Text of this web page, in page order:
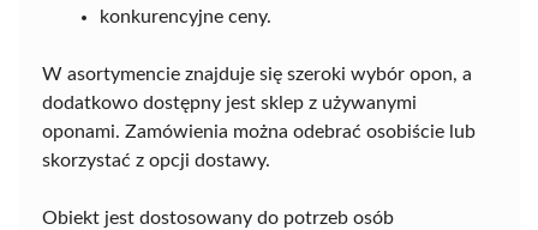
konkurencyjne ceny.
W asortymencie znajduje się szeroki wybór opon, a
dodatkowo dostępny jest sklep z używanymi
oponami. Zamówienia można odebrać osobiście lub
skorzystać z opcji dostawy.
Obiekt jest dostosowany do potrzeb osób